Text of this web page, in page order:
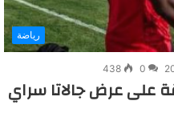
رياضة
0
438
على عرض جالاتا سراي